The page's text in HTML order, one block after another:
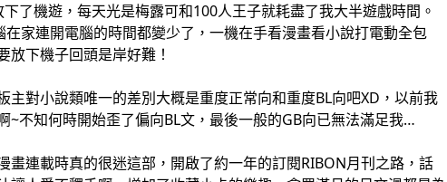
了機遊，每天光是梅露可和100人王子就耗盡了我大半遊戲時間。
家連開電腦的時間都變少了，一機在手看漫畫看小說打電動全包
放下機子回頭是岸好難！
主對小說類唯一的差別大概是重度正常向和重度BL向吧XD，以前我
~不知何時開始歪了偏向BL文，最後一般的GB向已無法滿足我…
畫連載時真的很迷這部，開啟了約一年的訂閱RIBON月刊之路，話